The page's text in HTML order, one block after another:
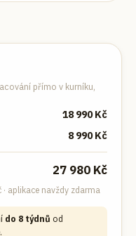
přímo v kurníku,
18 990Kč
8 990Kč
27 980 Kč
· aplikace navždy zdarma
do 8 týdnů od